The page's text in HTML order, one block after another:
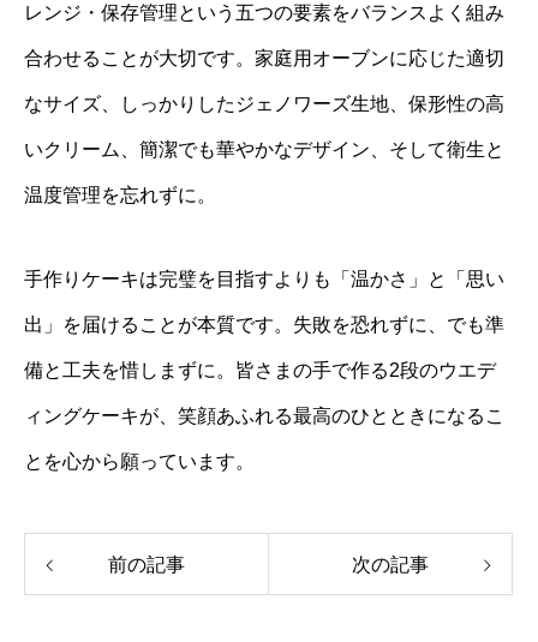
レンジ・保存管理という五つの要素をバランスよく組み
合わせることが大切です。家庭用オーブンに応じた適切
なサイズ、しっかりしたジェノワーズ生地、保形性の高
いクリーム、簡潔でも華やかなデザイン、そして衛生と
温度管理を忘れずに。
手作りケーキは完璧を目指すよりも「温かさ」と「思い
出」を届けることが本質です。失敗を恐れずに、でも準
備と工夫を惜しまずに。皆さまの手で作る2段のウエデ
ィングケーキが、笑顔あふれる最高のひとときになるこ
とを心から願っています。
前の記事 次の記事